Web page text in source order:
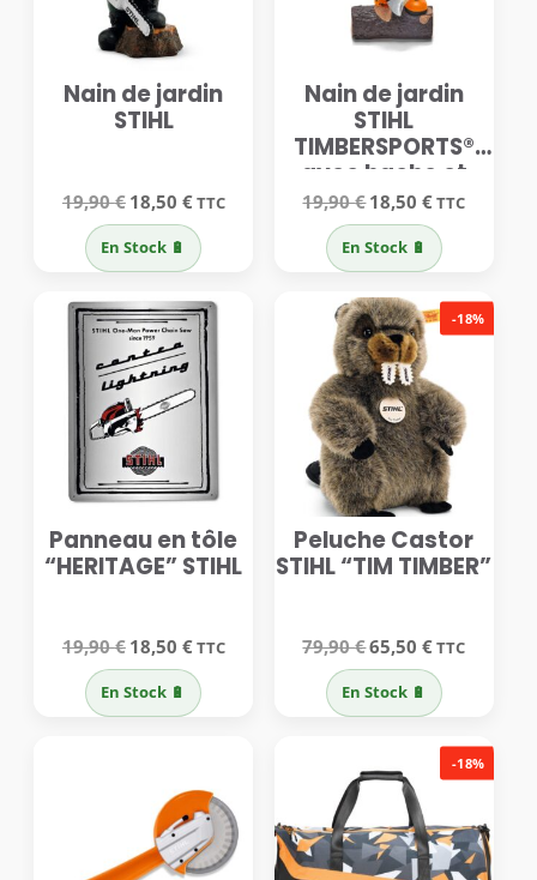
Nain de jardin
STIHL
19,90€ Le
prix
initial
était :
19,90 €.
18,50 €Le
actuel
est :
18,50 €.
TTC
En Stock 🔋
Nain de jardin
STIHL
TIMBERSPORTS®
avec hache et
tronc d’arbre
19,90€Le
prix
initial
était :
19,90 €.
18,50€Le
actuel
est :
18,50 €.
TTC
En Stock 🔋
Panneau en tôle
“HERITAGE” STIHL
19,90€ Le
initial
était :
19,90 €.
18,50 €Le
actuel
est :
TTC
En Stock 🔋
-18%
Peluche Castor
STIHL “TIM TIMBER”
79,90€Le
initial
était :
79,90 €.
65,50€Le
actuel
est :
TTC
En Stock 🔋
-18%